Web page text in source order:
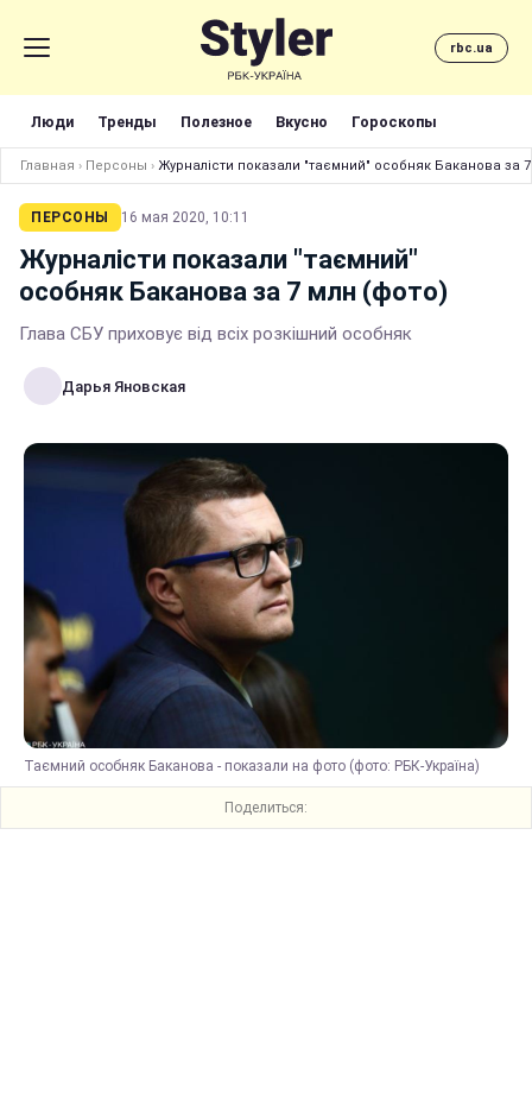
rbc.ua
Люди Тренды Полезное Вкусно Гороскопы
Главная › Персоны › Журналісти показали "таємний" особняк Баканова за
ПЕРСОНЫ 16 мая 2020, 10:11
Журналісти показали "таємний"
особняк Баканова за 7 млн (фото)
Глава СБУ приховує від всіх розкішний особняк
Дарья Яновская
Таємний особняк Баканова - показали на фото (фото: РБК-Україна)
Поделиться: